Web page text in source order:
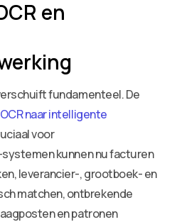
en
fundamenteel. De
naar intelligente
voor
kunnen nu facturen
leverancier-, grootboek- en
matchen, ontbrekende
en patronen